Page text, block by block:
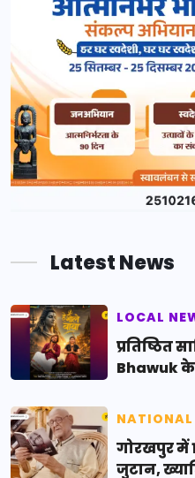
Latest News
LOCAL
प्रतिष्ठित
Bhawuk के
NATIONAL
गोरखपुर में
जुटान,